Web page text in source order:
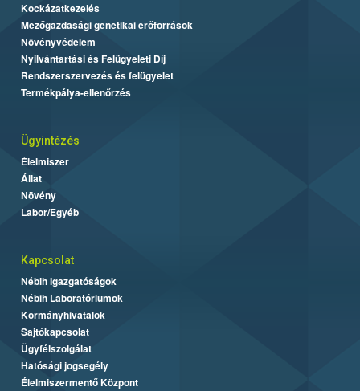
Kockázatkezelés
Mezőgazdasági genetikai erőforrások
Növényvédelem
Nyilvántartási és Felügyeleti Díj
Rendszerszervezés és felügyelet
Termékpálya-ellenőrzés
Ügyintézés
Élelmiszer
Állat
Növény
Labor/Egyéb
Kapcsolat
Nébih Igazgatóságok
Nébih Laboratóriumok
Kormányhivatalok
Sajtókapcsolat
Ügyfélszolgálat
Hatósági jogsegély
Élelmiszermentő Központ